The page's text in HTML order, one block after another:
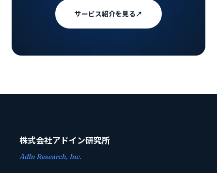
サービス紹介を見る↗
株式会社アドイン研究所
AdIn Research, Inc.